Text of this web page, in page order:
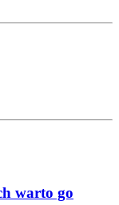
warto go